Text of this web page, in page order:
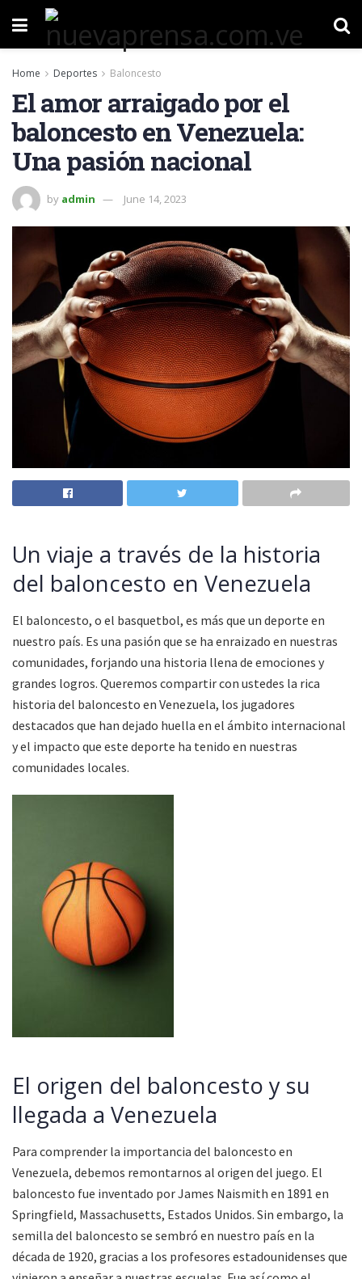
Home Deportes Baloncesto
El amor arraigado por el
baloncesto en Venezuela:
Una pasión nacional
by admin June 14, 2023
Un viaje a través de la historia
del baloncesto en Venezuela
El baloncesto, o el basquetbol, es más que un deporte en
nuestro país. Es una pasión que se ha enraizado en nuestras
comunidades, forjando una historia llena de emociones y
grandes logros. Queremos compartir con ustedes la rica
historia del baloncesto en Venezuela, los jugadores
destacados que han dejado huella en el ámbito internacional
y el impacto que este deporte ha tenido en nuestras
comunidades locales.
El origen del baloncesto y su
llegada a Venezuela
Para comprender la importancia del baloncesto en
Venezuela, debemos remontarnos al origen del juego. El
baloncesto fue inventado por James Naismith en 1891 en
Springfield, Massachusetts, Estados Unidos. Sin embargo, la
semilla del baloncesto se sembró en nuestro país en la
década de 1920, gracias a los profesores estadounidenses que